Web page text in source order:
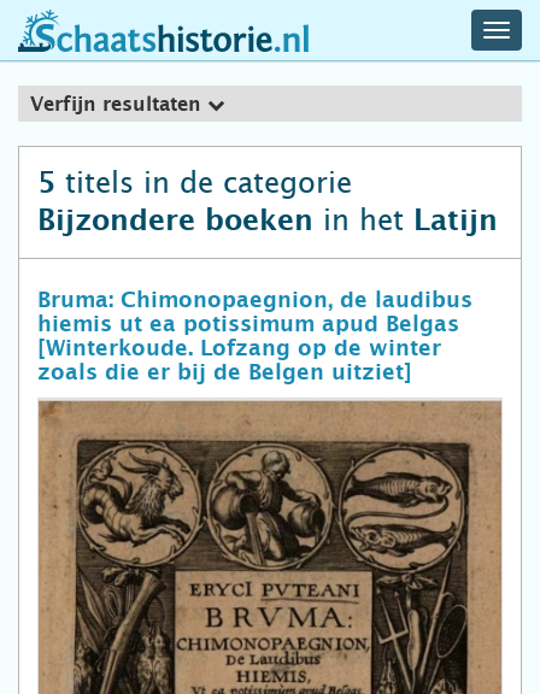
schaatshistorie.nl
Verfijn resultaten
5 titels in de categorie
Bijzondere boeken in het Latijn
Bruma: Chimonopaegnion, de laudibus
hiemis ut ea potissimum apud Belgas
[Winterkoude. Lofzang op de winter
zoals die er bij de Belgen uitziet]